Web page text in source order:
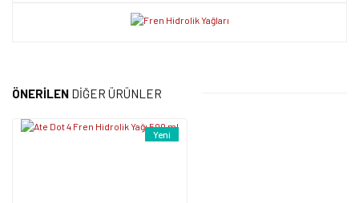
Yorum Yaz
tarafımıza iletebilirsiniz.
ÖNERİLEN DİĞER ÜRÜNLER
Yeni